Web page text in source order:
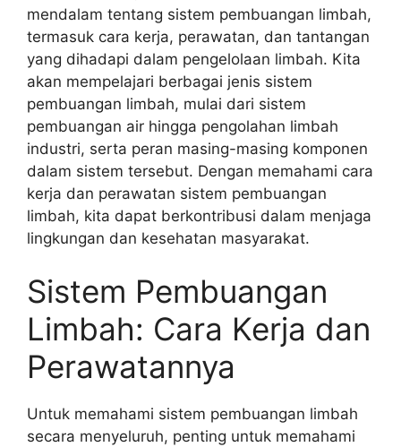
mendalam tentang sistem pembuangan limbah,
termasuk cara kerja, perawatan, dan tantangan
yang dihadapi dalam pengelolaan limbah. Kita
akan mempelajari berbagai jenis sistem
pembuangan limbah, mulai dari sistem
pembuangan air hingga pengolahan limbah
industri, serta peran masing-masing komponen
dalam sistem tersebut. Dengan memahami cara
kerja dan perawatan sistem pembuangan
limbah, kita dapat berkontribusi dalam menjaga
lingkungan dan kesehatan masyarakat.
Sistem Pembuangan
Limbah: Cara Kerja dan
Perawatannya
Untuk memahami sistem pembuangan limbah
secara menyeluruh, penting untuk memahami